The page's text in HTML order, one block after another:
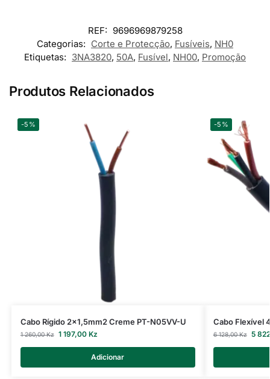
REF: 9696969879258
Categorias: Corte e Protecção, Fusíveis, NH0
Etiquetas: 3NA3820, 50A, Fusível, NH00, Promoção
Produtos Relacionados
-5%
Cabo Rígido 2×1,5mm2 Creme PT-N05VV-U
1 260,00Kz 1 197,00 Kz
Adicionar
-5%
Cabo Flexível
6 128,00Kz 5